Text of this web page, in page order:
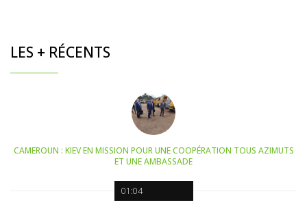
LES + RÉCENTS
01:04
CAMEROUN : KIEV EN MISSION POUR UNE COOPÉRATION TOUS AZIMUTS
ET UNE AMBASSADE